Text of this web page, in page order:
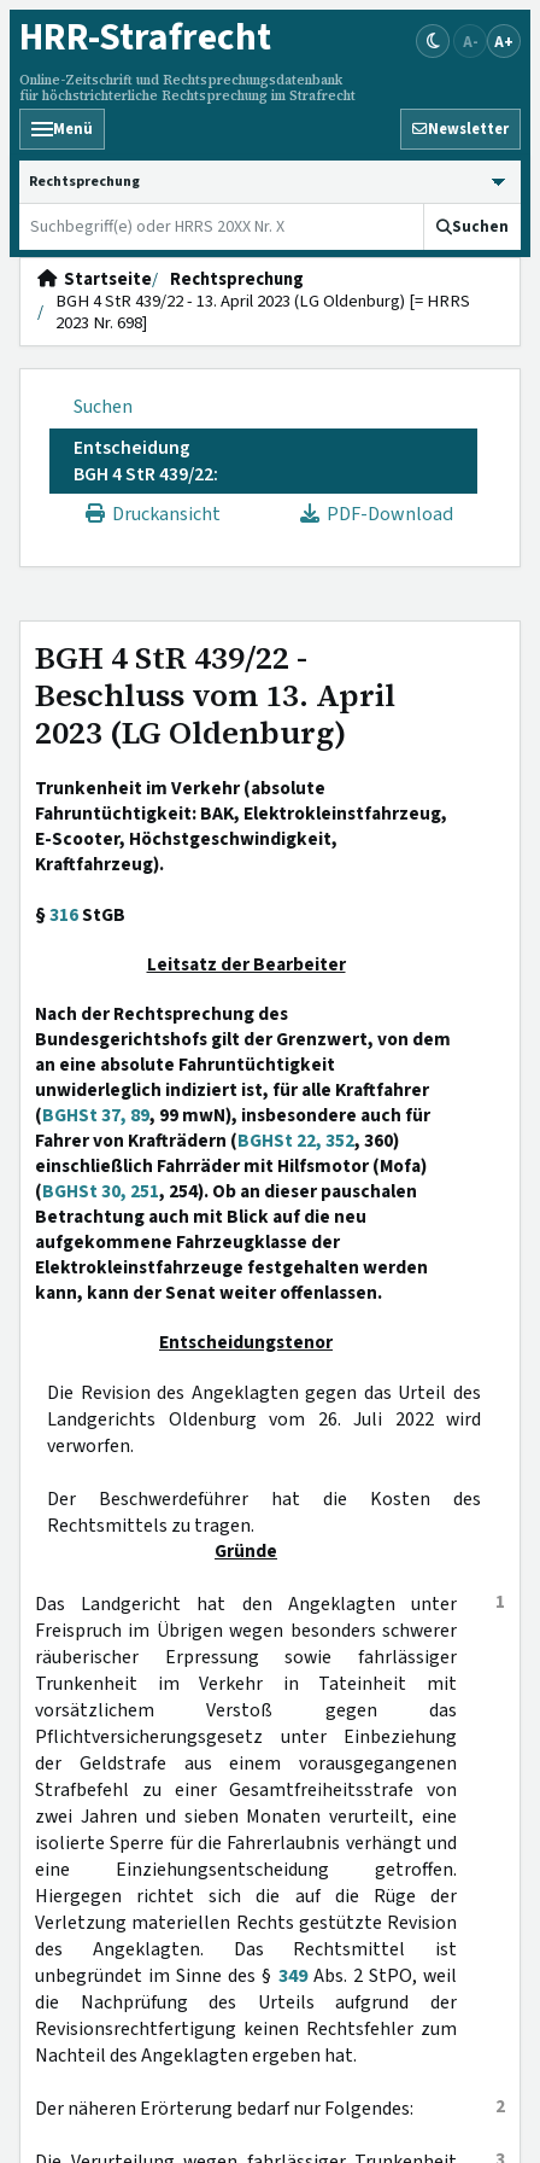
HRR-Strafrecht
Online-Zeitschrift und Rechtsprechungsdatenbank
für höchstrichterliche Rechtsprechung im Strafrecht
A- A+
Menü Newsletter
HRRS durchsuchen
Suchen
Startseite
Rechtsprechung
BGH 4 StR 439/22 - 13. April 2023 (LG Oldenburg) [= HRRS
2023 Nr. 698]
Suchen
Entscheidung
BGH 4 StR 439/22:
Druckansicht
PDF-Download
BGH 4 StR 439/22 -
Beschluss vom 13. April
2023 (LG Oldenburg)
Trunkenheit im Verkehr (absolute
Fahruntüchtigkeit: BAK, Elektrokleinstfahrzeug,
E-Scooter, Höchstgeschwindigkeit,
Kraftfahrzeug).
§316StGB
Leitsatz der Bearbeiter
Nach der Rechtsprechung des
Bundesgerichtshofs gilt der Grenzwert, von dem
an eine absolute Fahruntüchtigkeit
unwiderleglich indiziert ist, für alle Kraftfahrer
(BGHSt 37, 89, 99 mwN), insbesondere auch für
Fahrer von Krafträdern (BGHSt 22, 352, 360)
einschließlich Fahrräder mit Hilfsmotor (Mofa)
(BGHSt 30, 251, 254). Ob an dieser pauschalen
Betrachtung auch mit Blick auf die neu
aufgekommene Fahrzeugklasse der
Elektrokleinstfahrzeuge festgehalten werden
kann, kann der Senat weiter offenlassen.
Entscheidungstenor
Die Revision des Angeklagten gegen das Urteil des
Landgerichts Oldenburg vom 26. Juli 2022 wird
verworfen.
Der Beschwerdeführer hat die Kosten des
Rechtsmittels zu tragen.
Gründe
1
Das Landgericht hat den Angeklagten unter
Freispruch im Übrigen wegen besonders schwerer
räuberischer Erpressung sowie fahrlässiger
Trunkenheit im Verkehr in Tateinheit mit
vorsätzlichem Verstoß gegen das
Pflichtversicherungsgesetz unter Einbeziehung
der Geldstrafe aus einem vorausgegangenen
Strafbefehl zu einer Gesamtfreiheitsstrafe von
zwei Jahren und sieben Monaten verurteilt, eine
isolierte Sperre für die Fahrerlaubnis verhängt und
eine Einziehungsentscheidung getroffen.
Hiergegen richtet sich die auf die Rüge der
Verletzung materiellen Rechts gestützte Revision
des Angeklagten. Das Rechtsmittel ist
unbegründet im Sinne des § 349Abs. 2 StPO, weil
die Nachprüfung des Urteils aufgrund der
Revisionsrechtfertigung keinen Rechtsfehler zum
Nachteil des Angeklagten ergeben hat.
2
Der näheren Erörterung bedarf nur Folgendes: